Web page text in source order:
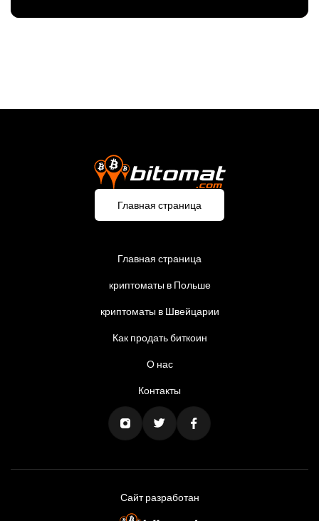
Главная страница
Главная страница
криптоматы в Польше
криптоматы в Швейцарии
Как продать биткоин
О нас
Контакты
Сайт разработан